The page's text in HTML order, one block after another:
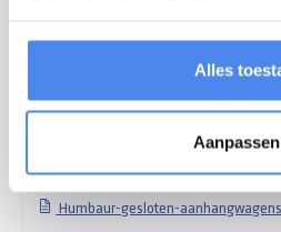
Alles
Aanpassen
bak beschermt uw lading tegen diefstal
Humbaur HK253015 is standaard
en binnenverlichting. Veel verkochte
Humbaur-gesloten-